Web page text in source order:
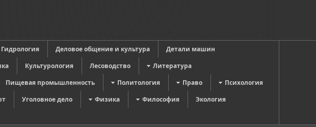
Гидрология Деловое общение и культура
Детали машин
Культурология Лесоводство
Литература
Пищевая промышленность Политология Право
Психология
Уголовное дело Физика Философия
Экология